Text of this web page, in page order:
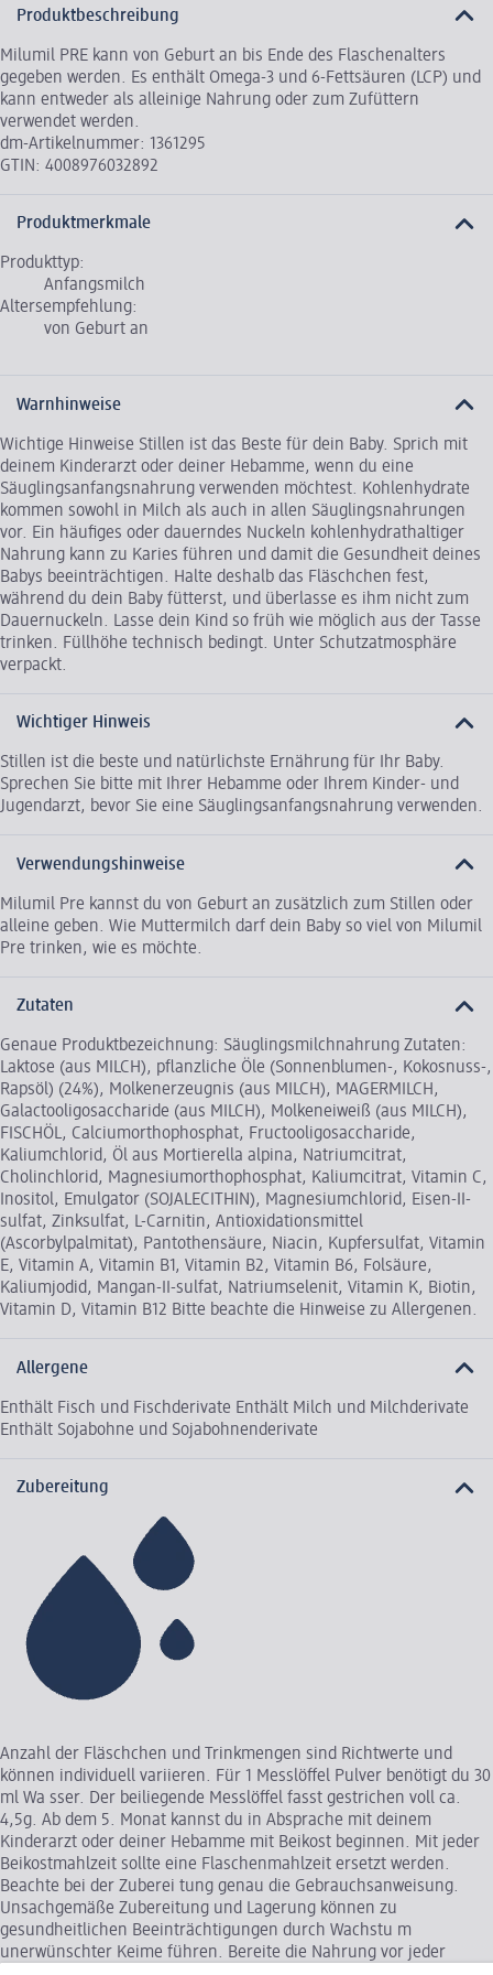
Produktbeschreibung
Milumil PRE kann von Geburt an bis Ende des Flaschenalters
gegeben werden. Es enthält Omega-3 und 6-Fettsäuren (LCP) und
kann entweder als alleinige Nahrung oder zum Zufüttern
verwendet werden.
dm-Artikelnummer: 1361295
GTIN: 4008976032892
Produktmerkmale
Produkttyp:
Anfangsmilch
Altersempfehlung:
von Geburt an
Warnhinweise
Wichtige Hinweise Stillen ist das Beste für dein Baby. Sprich mit
deinem Kinderarzt oder deiner Hebamme, wenn du eine
Säuglingsanfangsnahrung verwenden möchtest. Kohlenhydrate
kommen sowohl in Milch als auch in allen Säuglingsnahrungen
vor. Ein häufiges oder dauerndes Nuckeln kohlenhydrathaltiger
Nahrung kann zu Karies führen und damit die Gesundheit deines
Babys beeinträchtigen. Halte deshalb das Fläschchen fest,
während du dein Baby fütterst, und überlasse es ihm nicht zum
Dauernuckeln. Lasse dein Kind so früh wie möglich aus der Tasse
trinken. Füllhöhe technisch bedingt. Unter Schutzatmosphäre
verpackt.
Wichtiger Hinweis
Stillen ist die beste und natürlichste Ernährung für Ihr Baby.
Sprechen Sie bitte mit Ihrer Hebamme oder Ihrem Kinder- und
Jugendarzt, bevor Sie eine Säuglingsanfangsnahrung verwenden.
Verwendungshinweise
Milumil Pre kannst du von Geburt an zusätzlich zum Stillen oder
alleine geben. Wie Muttermilch darf dein Baby so viel von Milumil
Pre trinken, wie es möchte.
Zutaten
Genaue Produktbezeichnung: Säuglingsmilchnahrung Zutaten:
Laktose (aus MILCH), pflanzliche Öle (Sonnenblumen-, Kokosnuss-,
Rapsöl) (24%), Molkenerzeugnis (aus MILCH), MAGERMILCH,
Galactooligosaccharide (aus MILCH), Molkeneiweiß (aus MILCH),
FISCHÖL, Calciumorthophosphat, Fructooligosaccharide,
Kaliumchlorid, Öl aus Mortierella alpina, Natriumcitrat,
Cholinchlorid, Magnesiumorthophosphat, Kaliumcitrat, Vitamin C,
Inositol, Emulgator (SOJALECITHIN), Magnesiumchlorid, Eisen-II-
sulfat, Zinksulfat, L-Carnitin, Antioxidationsmittel
(Ascorbylpalmitat), Pantothensäure, Niacin, Kupfersulfat, Vitamin
E, Vitamin A, Vitamin B1, Vitamin B2, Vitamin B6, Folsäure,
Kaliumjodid, Mangan-II-sulfat, Natriumselenit, Vitamin K, Biotin,
Vitamin D, Vitamin B12 Bitte beachte die Hinweise zu Allergenen.
Allergene
Enthält Fisch und Fischderivate Enthält Milch und Milchderivate
Enthält Sojabohne und Sojabohnenderivate
Zubereitung
Anzahl der Fläschchen und Trinkmengen sind Richtwerte und
können individuell variieren. Für 1 Messlöffel Pulver benötigt du 30
ml Wa sser. Der beiliegende Messlöffel fasst gestrichen voll ca.
4,5g. Ab dem 5. Monat kannst du in Absprache mit deinem
Kinderarzt oder deiner Hebamme mit Beikost beginnen. Mit jeder
Beikostmahlzeit sollte eine Flaschenmahlzeit ersetzt werden.
Beachte bei der Zuberei tung genau die Gebrauchsanweisung.
Unsachgemäße Zubereitung und Lagerung können zu
gesundheitlichen Beeinträchtigungen durch Wachstu m
unerwünschter Keime führen. Bereite die Nahrung vor jeder